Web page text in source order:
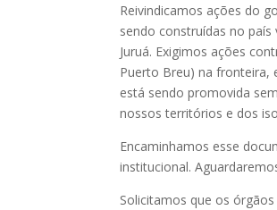
Reivindicamos ações do
sendo construídas no
Juruá. Exigimos ações
Puerto Breu) na fronteira,
está sendo promovida
nossos territórios e dos
Encaminhamos esse
institucional.
Solicitamos que os